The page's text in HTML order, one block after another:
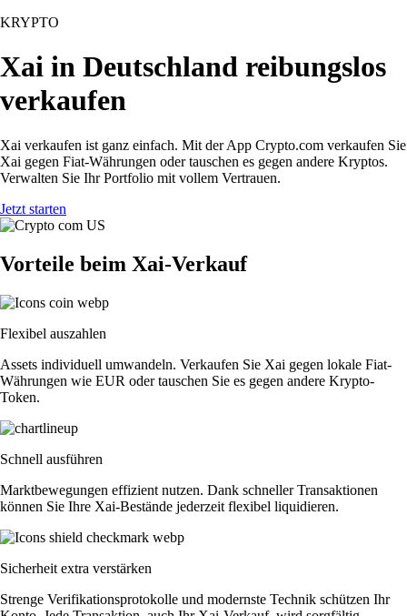
KRYPTO
Xai in Deutschland reibungslos
verkaufen
Xai verkaufen ist ganz einfach. Mit der App Crypto.com verkaufen Sie
Xai gegen Fiat-Währungen oder tauschen es gegen andere Kryptos.
Verwalten Sie Ihr Portfolio mit vollem Vertrauen.
Jetzt starten
Vorteile beim Xai-Verkauf
Flexibel auszahlen
Assets individuell umwandeln. Verkaufen Sie Xai gegen lokale Fiat-
Währungen wie EUR oder tauschen Sie es gegen andere Krypto-
Token.
Schnell ausführen
Marktbewegungen effizient nutzen. Dank schneller Transaktionen
können Sie Ihre Xai-Bestände jederzeit flexibel liquidieren.
Sicherheit extra verstärken
Strenge Verifikationsprotokolle und modernste Technik schützen Ihr